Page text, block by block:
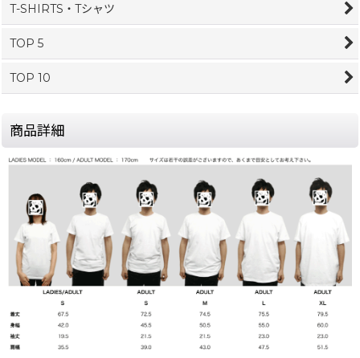
T-SHIRTS・Tシャツ
TOP 5
TOP 10
商品詳細